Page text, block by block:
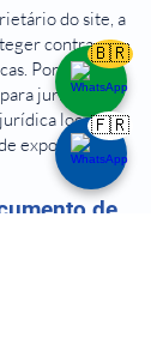
do site, a
contra
Porém, isso
jurisdição,
local se
exposição
de
🇧🇷
🇫🇷